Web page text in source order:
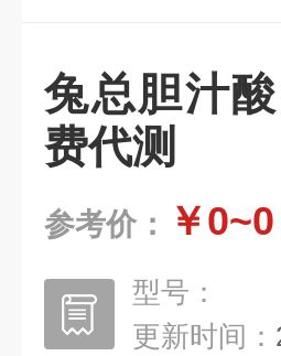
兔总胆汁
费代测
参考价： ￥0~0
型号：
更新时间：